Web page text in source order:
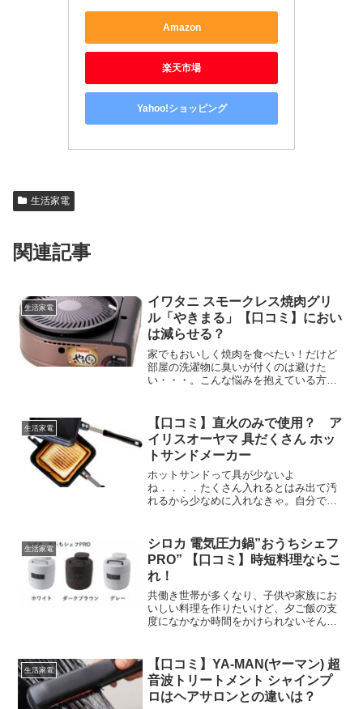
Amazon
楽天市場
Yahoo!ショッピング
生活家電
関連記事
生活家電
イワタニ スモークレス焼肉グリ
ル「やきまる」【口コミ】におい
は減らせる？
家でもおいしく焼肉を食べたい！だけど
部屋の洗濯物に臭いが付くのは避けた
い・・・。こんな悩みを抱えている方は
モークレス焼肉グリルやきまる』につい
て、メリットだけでなく、デ...
生活家電
【口コミ】直火のみで使用？ ア
イリスオーヤマ 具だくさん ホッ
トサンドメーカー
ホットサンドって具が少ないよ
ね．．．．たくさん入れるとはみ出て汚
れるから少なめに入れなきゃ。自分でホ
ってつけの商品があります。今日は具だ
くさんな贅沢ホットサンドを簡単に...
生活家電
シロカ 電気圧力鍋”おうちシェフ
PRO” 【口コミ】時短料理ならこ
れ！
共働き世帯が多くなり、子供や家族にお
いしい料理を作りたいけど、夕ご飯の支
度になかなか時間をかけられないそんな
「おうちシェフPRO」は時短で本格的な
圧力調理ができる同じ...
生活家電
【口コミ】YA-MAN(ヤーマン) 超
音波トリートメント シャインプ
ロはヘアサロンとの違いは？